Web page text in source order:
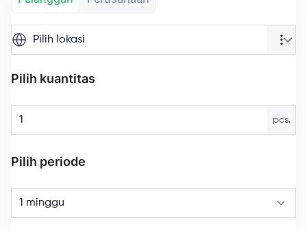
Pilih lokasi
Pilih kuantitas
pcs.
Pilih periode
1 minggu